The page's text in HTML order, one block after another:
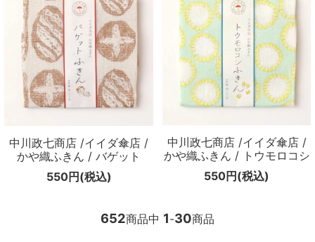
中川政七商店 /イイダ傘店 /
かや織ふきん / バゲット
550円(税込)
中川政七商店 /イイダ傘店 /
かや織ふきん / トウモロコシ
550円(税込)
652商品中 1-30商品